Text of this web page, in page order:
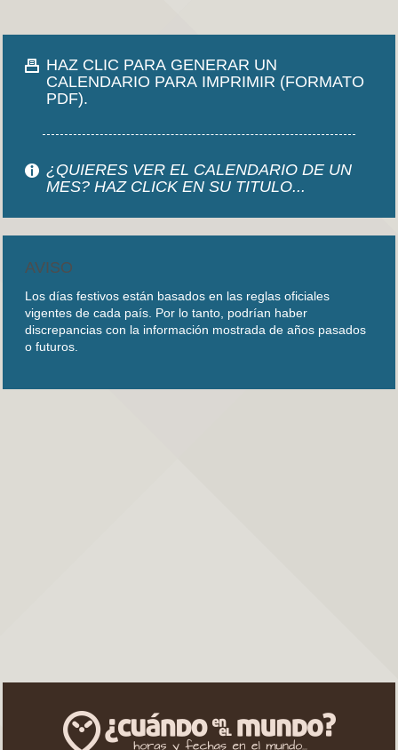
HAZ CLIC PARA GENERAR UN
CALENDARIO PARA IMPRIMIR (FORMATO
PDF).
¿QUIERES VER EL CALENDARIO DE UN
MES? HAZ CLICK EN SU TITULO...
AVISO
Los días festivos están basados en las reglas oficiales
vigentes de cada país. Por lo tanto, podrían haber
discrepancias con la información mostrada de años pasados
o futuros.